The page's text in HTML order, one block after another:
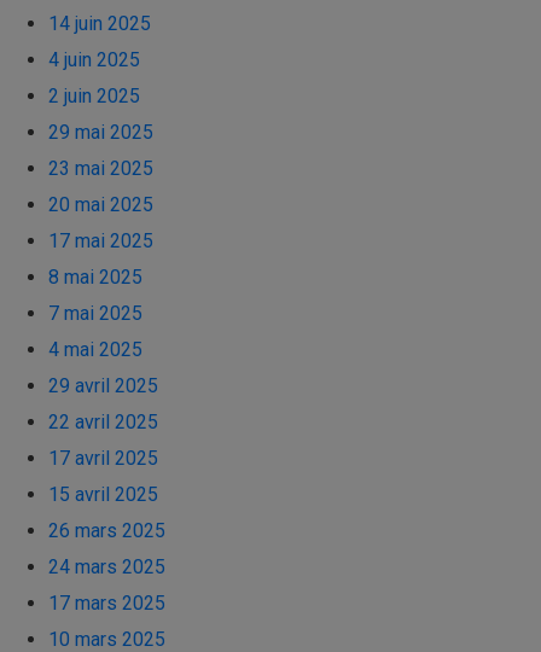
14 juin 2025
4 juin 2025
2 juin 2025
29 mai 2025
23 mai 2025
20 mai 2025
17 mai 2025
8 mai 2025
7 mai 2025
4 mai 2025
29 avril 2025
22 avril 2025
17 avril 2025
15 avril 2025
26 mars 2025
24 mars 2025
17 mars 2025
10 mars 2025